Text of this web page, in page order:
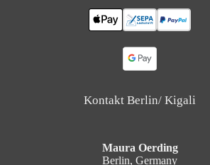
Kontakt Berlin/ Kigali
Maura Oerding
Berlin, Germany